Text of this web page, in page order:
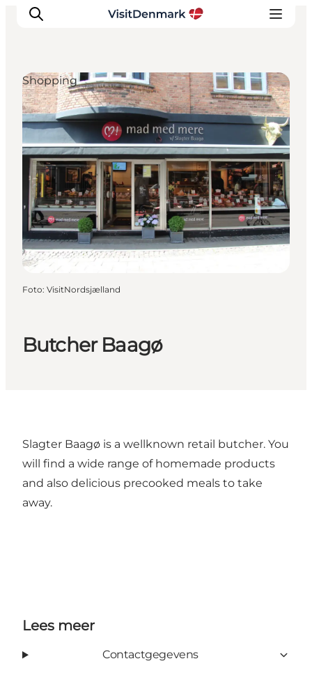
Inspiratie
Bestemmingen
Wat te doen
Accommodaties
Plan je reis
Butcher Baagø
Shopping
Foto: VisitNordsjælland
Slagter Baagø is a wellknown retail butcher. You
will find a wide range of homemade products
and also delicious precooked meals to take
away.
Lees meer
Contactgegevens